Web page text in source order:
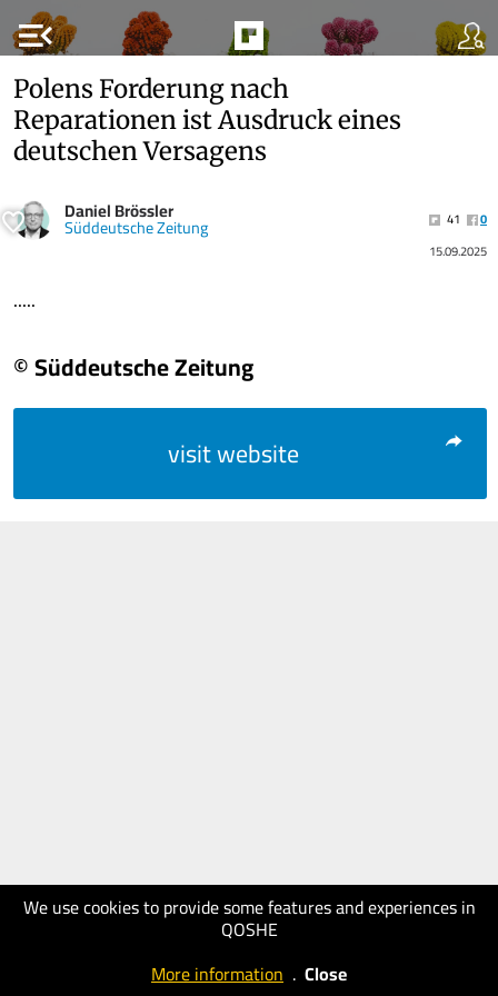
menu_open
We use cookies to provide some features and experiences in
QOSHE
More information . Close
Polens Forderung nach
Reparationen ist Ausdruck eines
deutschen Versagens
Daniel Brössler
Süddeutsche Zeitung 41
0
15.09.2025
.....
© Süddeutsche Zeitung
visit website